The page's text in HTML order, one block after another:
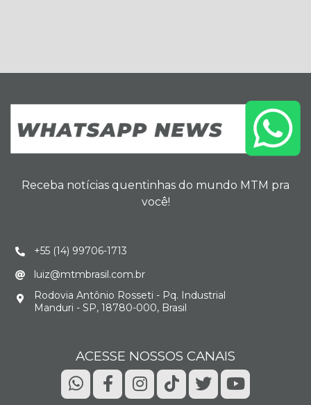
Receba notícias quentinhas do mundo MTM pra
você!
+55 (14) 99706-1713
luiz@mtmbrasil.com.br
Rodovia Antônio Rosseti - Pq. Industrial
Manduri - SP, 18780-000, Brasil
ACESSE NOSSOS CANAIS